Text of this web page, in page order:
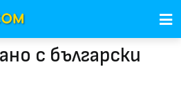
с български